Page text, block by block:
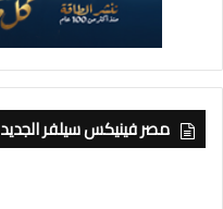
مصر فينيكس سيلفر الجديد